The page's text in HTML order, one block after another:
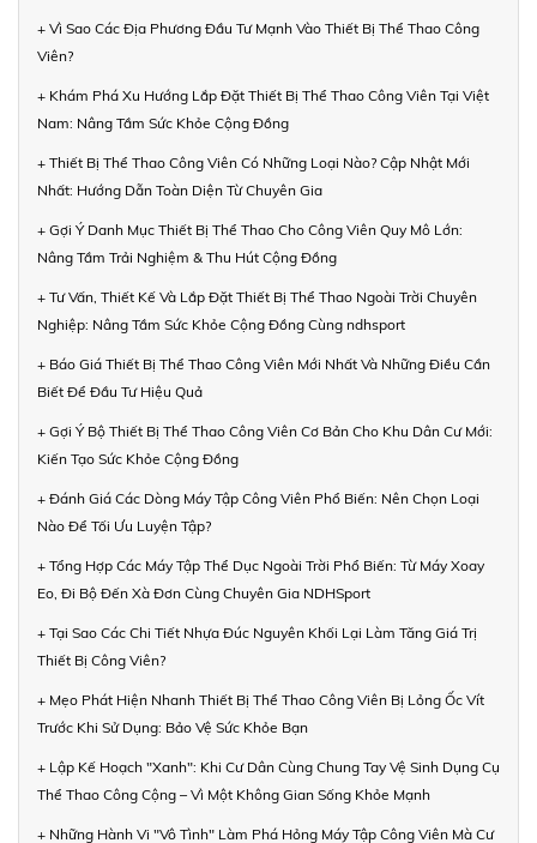
+ Vì Sao Các Địa Phương Đầu Tư Mạnh Vào Thiết Bị Thể Thao Công
Viên?
+ Khám Phá Xu Hướng Lắp Đặt Thiết Bị Thể Thao Công Viên Tại Việt
Nam: Nâng Tầm Sức Khỏe Cộng Đồng
+ Thiết Bị Thể Thao Công Viên Có Những Loại Nào? Cập Nhật Mới
Nhất: Hướng Dẫn Toàn Diện Từ Chuyên Gia
+ Gợi Ý Danh Mục Thiết Bị Thể Thao Cho Công Viên Quy Mô Lớn:
Nâng Tầm Trải Nghiệm & Thu Hút Cộng Đồng
+ Tư Vấn, Thiết Kế Và Lắp Đặt Thiết Bị Thể Thao Ngoài Trời Chuyên
Nghiệp: Nâng Tầm Sức Khỏe Cộng Đồng Cùng ndhsport
+ Báo Giá Thiết Bị Thể Thao Công Viên Mới Nhất Và Những Điều Cần
Biết Để Đầu Tư Hiệu Quả
+ Gợi Ý Bộ Thiết Bị Thể Thao Công Viên Cơ Bản Cho Khu Dân Cư Mới:
Kiến Tạo Sức Khỏe Cộng Đồng
+ Đánh Giá Các Dòng Máy Tập Công Viên Phổ Biến: Nên Chọn Loại
Nào Để Tối Ưu Luyện Tập?
+ Tổng Hợp Các Máy Tập Thể Dục Ngoài Trời Phổ Biến: Từ Máy Xoay
Eo, Đi Bộ Đến Xà Đơn Cùng Chuyên Gia NDHSport
+ Tại Sao Các Chi Tiết Nhựa Đúc Nguyên Khối Lại Làm Tăng Giá Trị
Thiết Bị Công Viên?
+ Mẹo Phát Hiện Nhanh Thiết Bị Thể Thao Công Viên Bị Lỏng Ốc Vít
Trước Khi Sử Dụng: Bảo Vệ Sức Khỏe Bạn
+ Lập Kế Hoạch "Xanh": Khi Cư Dân Cùng Chung Tay Vệ Sinh Dụng Cụ
Thể Thao Công Cộng – Vì Một Không Gian Sống Khỏe Mạnh
+ Những Hành Vi "Vô Tình" Làm Phá Hỏng Máy Tập Công Viên Mà Cư